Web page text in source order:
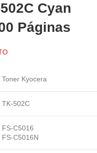
Cyan
Páginas
Toner Kyocera
TK-502C
FS-C5016
FS-C5016N